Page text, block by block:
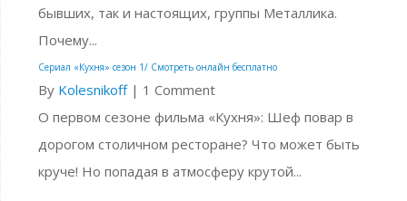
бывших, так и настоящих, группы Металлика.
Почему...
Сериал «Кухня» сезон 1/ Смотреть онлайн бесплатно
By Kolesnikoff| 1 Comment
О первом сезоне фильма «Кухня»: Шеф повар в
дорогом столичном ресторане? Что может быть
круче! Но попадая в атмосферу крутой...